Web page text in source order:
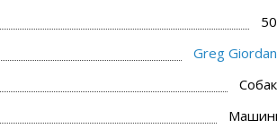
Greg